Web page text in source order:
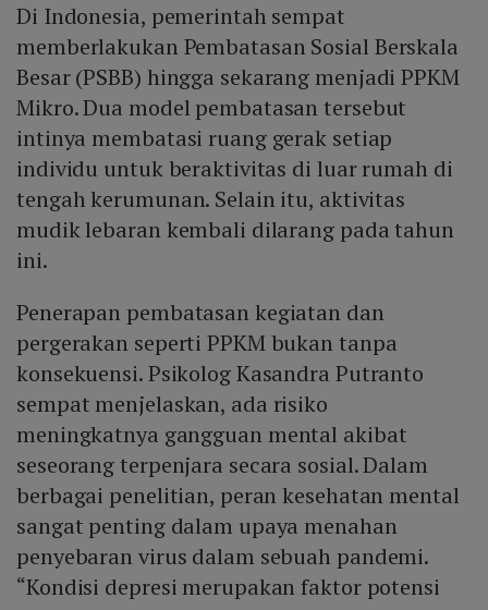
Di Indonesia, pemerintah sempat
memberlakukan Pembatasan Sosial Berskala
Besar (PSBB) hingga sekarang menjadi PPKM
Mikro. Dua model pembatasan tersebut
intinya membatasi ruang gerak setiap
individu untuk beraktivitas di luar rumah di
tengah kerumunan. Selain itu, aktivitas
mudik lebaran kembali dilarang pada tahun
ini.
Penerapan pembatasan kegiatan dan
pergerakan seperti PPKM bukan tanpa
konsekuensi. Psikolog Kasandra Putranto
sempat menjelaskan, ada risiko
meningkatnya gangguan mental akibat
seseorang terpenjara secara sosial. Dalam
berbagai penelitian, peran kesehatan mental
sangat penting dalam upaya menahan
penyebaran virus dalam sebuah pandemi.
“Kondisi depresi merupakan faktor potensi